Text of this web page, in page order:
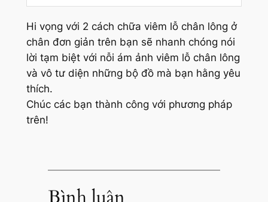
Hi vọng với 2 cách chữa viêm lỗ chân lông ở
chân đơn giản trên bạn sẽ nhanh chóng nói
lời tạm biệt với nỗi ám ảnh viêm lỗ chân lông
và vô tư diện những bộ đồ mà bạn hằng yêu
thích.
Chúc các bạn thành công với phương pháp
trên!